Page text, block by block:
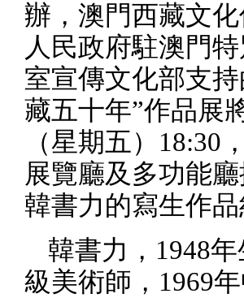
辦，澳門西藏文
人民政府駐澳門
室宣傳文化部支
藏五十年”作品展
（星期五） 18:30
展覽廳及多功能
韓書力的寫生作品
韓書力， 1948年
級美術師， 1969